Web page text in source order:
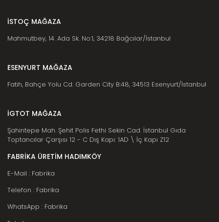
İSTOÇ MAĞAZA
Mahmutbey, 14. Ada Sk. No:1, 34218 Bağcılar/İstanbul
ESENYURT MAĞAZA
Fatih, Bahçe Yolu Cd. Garden City B:48, 34513 Esenyurt/İstanbul
İGTOT MAĞAZA
Şahintepe Mah. Şehit Polis Fethi Sekin Cad. İstanbul Gıda
Toptancılar Çarşısı 12 - C Dış Kapı: 1AD \ İç Kapı Z12
FABRİKA ÜRETİM HADIMKÖY
E-Mail : Fabrika
Telefon : Fabrika
WhatsApp : Fabrika